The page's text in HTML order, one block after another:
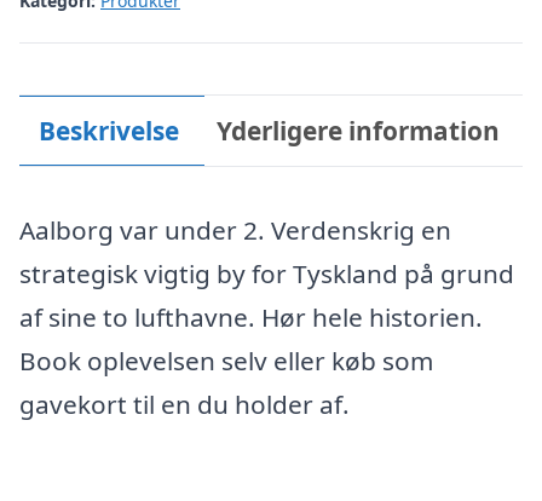
Beskrivelse Yderligere information
Aalborg var under 2. Verdenskrig en
strategisk vigtig by for Tyskland på grund
af sine to lufthavne. Hør hele historien.
Book oplevelsen selv eller køb som
gavekort til en du holder af.